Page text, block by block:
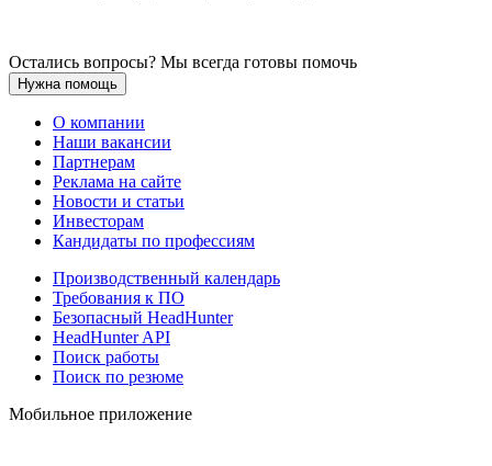
Остались вопросы? Мы всегда готовы помочь
Нужна помощь
О компании
Наши вакансии
Партнерам
Реклама на сайте
Новости и статьи
Инвесторам
Кандидаты по профессиям
Производственный календарь
Требования к ПО
Безопасный HeadHunter
HeadHunter API
Поиск работы
Поиск по резюме
Мобильное приложение